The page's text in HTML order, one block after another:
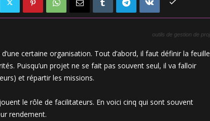
outils de gestion de
certaine organisation. Tout d’abord, il faut définir la feuille
Puisqu’un projet ne se fait pas souvent seul, il va falloir
et répartir les missions.
le rôle de facilitateurs. En voici cinq qui sont souvent
rendement.